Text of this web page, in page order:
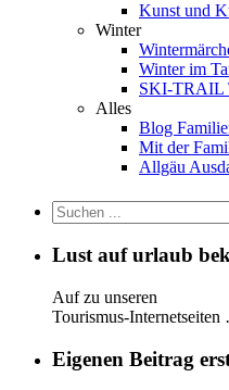
Kunst und
Winter
Winter im
SKI-TRAIL
Alles
Blog
Mit der
Allgäu
Lust auf urlaub
Auf zu unseren
Tourismus-
Eigenen Beitrag